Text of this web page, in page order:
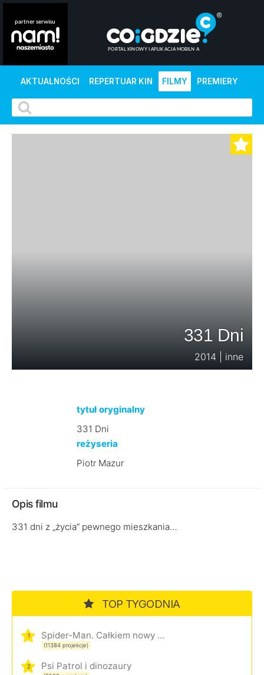
AKTUALNOŚCI REPERTUAR KIN FILMY PREMIERY
331 Dni
2014 | inne
tytuł oryginalny
331 Dni
reżyseria
Piotr Mazur
Opis filmu
331 dni z „życia” pewnego mieszkania…
TOP TYGODNIA
1 Spider-Man. Całkiem nowy dzień
(11384 projekcje)
2 Psi Patrol i dinozaury